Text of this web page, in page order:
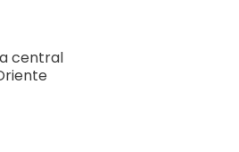
central